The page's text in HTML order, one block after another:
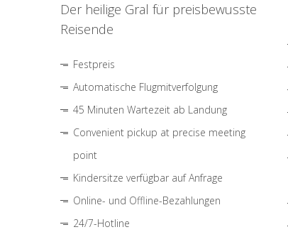
Der heilige Gral für preisbewusste
Reisende
Festpreis
Automatische Flugmitverfolgung
45 Minuten Wartezeit ab Landung
Convenient pickup at precise meeting
point
Kindersitze verfügbar auf Anfrage
Online- und Offline-Bezahlungen
24/7-Hotline